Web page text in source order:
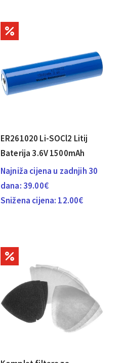
ER261020 Li-SOCl2 Litij
Baterija 3.6V 1500mAh
Najniža cijena u zadnjih 30
dana: 39.00€
Snižena cijena: 12.00€